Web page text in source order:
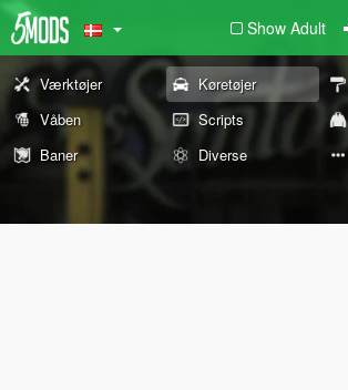
Show Adult
Værktøjer Køretøjer
Våben
Scripts
Baner
Diverse